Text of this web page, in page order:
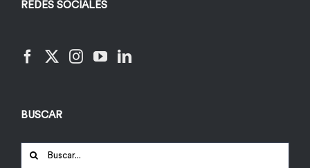
REDES SOCIALES
BUSCAR
Buscar: